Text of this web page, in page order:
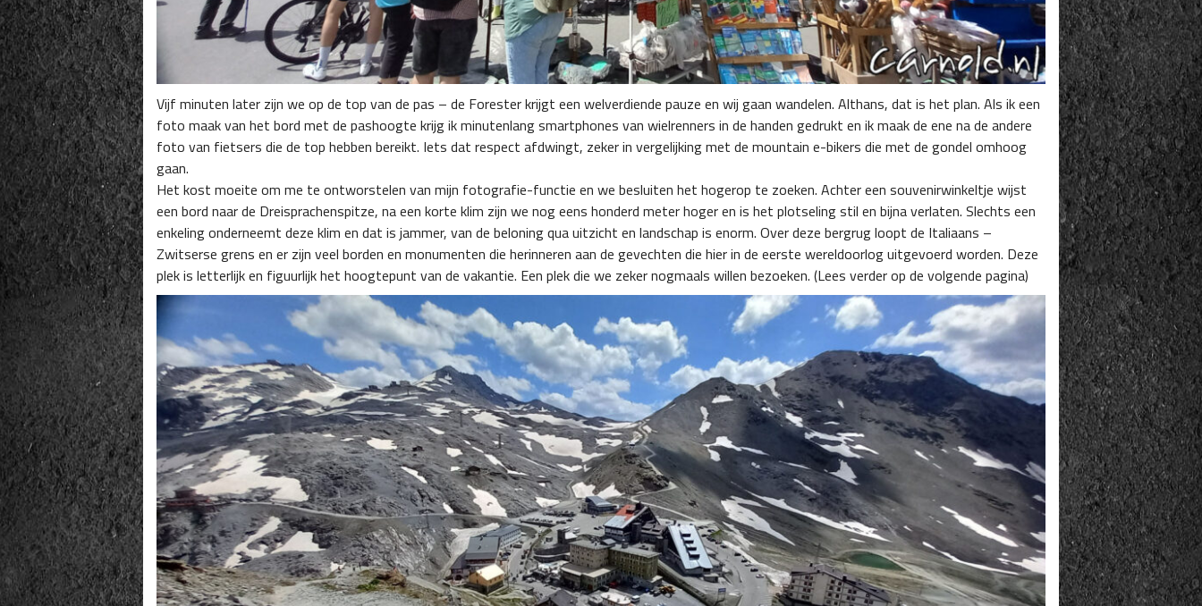
Vijf minuten later zijn we op de top van de pas – de Forester krijgt een welverdiende pauze en wij gaan wandelen. Althans, dat is het plan. Als ik een
foto maak van het bord met de pashoogte krijg ik minutenlang smartphones van wielrenners in de handen gedrukt en ik maak de ene na de andere
foto van fietsers die de top hebben bereikt. Iets dat respect afdwingt, zeker in vergelijking met de mountain e-bikers die met de gondel omhoog
gaan.
Het kost moeite om me te ontworstelen van mijn fotografie-functie en we besluiten het hogerop te zoeken. Achter een souvenirwinkeltje wijst
een bord naar de Dreisprachenspitze, na een korte klim zijn we nog eens honderd meter hoger en is het plotseling stil en bijna verlaten. Slechts een
enkeling onderneemt deze klim en dat is jammer, van de beloning qua uitzicht en landschap is enorm. Over deze bergrug loopt de Italiaans –
Zwitserse grens en er zijn veel borden en monumenten die herinneren aan de gevechten die hier in de eerste wereldoorlog uitgevoerd worden. Deze
plek is letterlijk en figuurlijk het hoogtepunt van de vakantie. Een plek die we zeker nogmaals willen bezoeken. (Lees verder op de volgende pagina)